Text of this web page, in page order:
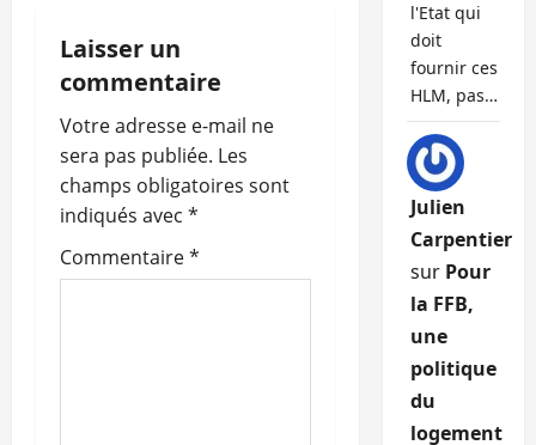
t
i
o
n
d
’
Laisser un
commentaire
Votre adresse e-mail ne
sera pas publiée. Les
champs obligatoires sont
indiqués avec *
Commentaire*
l'Etat qui
doit
fournir ces
HLM, pas…
Julien
Carpentier
sur Pour
la FFB,
une
politique
du
logement